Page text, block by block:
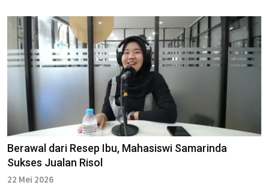
Berawal dari Resep Ibu, Mahasiswi Samarinda
Sukses Jualan Risol
22 Mei 2026